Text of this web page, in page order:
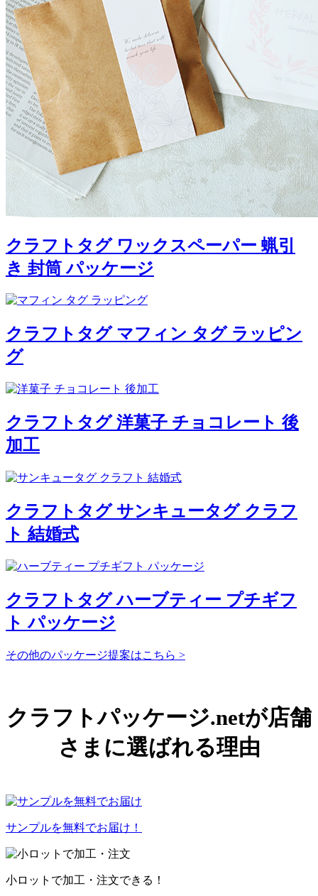
クラフトタグ ワックスペーパー 蝋引
き 封筒 パッケージ
クラフトタグ マフィン タグ ラッピン
グ
クラフトタグ 洋菓子 チョコレート 後
加工
クラフトタグ サンキュータグ クラフ
ト 結婚式
クラフトタグ ハーブティー プチギフ
ト パッケージ
その他のパッケージ提案はこちら >
クラフトパッケージ.netが店舗
さまに選ばれる理由
サンプルを無料でお届け！
小ロットで加工・注文できる！